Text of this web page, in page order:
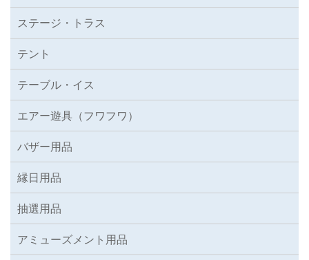
ステージ・トラス
テント
テーブル・イス
エアー遊具（フワフワ）
バザー用品
縁日用品
抽選用品
アミューズメント用品